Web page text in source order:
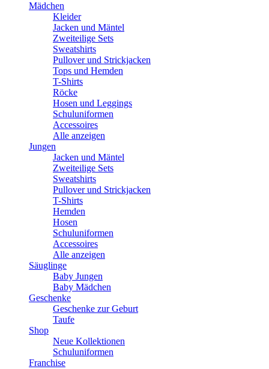
Mädchen
Kleider
Jacken und Mäntel
Zweiteilige Sets
Sweatshirts
Pullover und Strickjacken
Tops und Hemden
T-Shirts
Röcke
Hosen und Leggings
Schuluniformen
Accessoires
Alle anzeigen
Jungen
Jacken und Mäntel
Zweiteilige Sets
Sweatshirts
Pullover und Strickjacken
T-Shirts
Hemden
Hosen
Schuluniformen
Accessoires
Alle anzeigen
Säuglinge
Baby Jungen
Baby Mädchen
Geschenke
Geschenke zur Geburt
Taufe
Shop
Neue Kollektionen
Schuluniformen
Franchise